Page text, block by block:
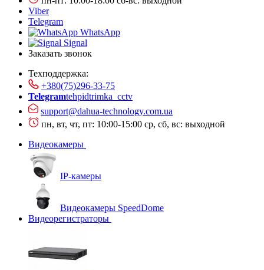
Viber
Telegram
WhatsApp
Signal
Заказать звонок
Техподдержка:
+380(75)296-33-75
Telegramtehpidtrimka_cctv
support@dahua-technology.com.ua
пн, вт, чт, пт: 10:00-15:00 ср, сб, вс: выходной
Видеокамеры
IP-камеры
Видеокамеры SpeedDome
Видеорегистраторы